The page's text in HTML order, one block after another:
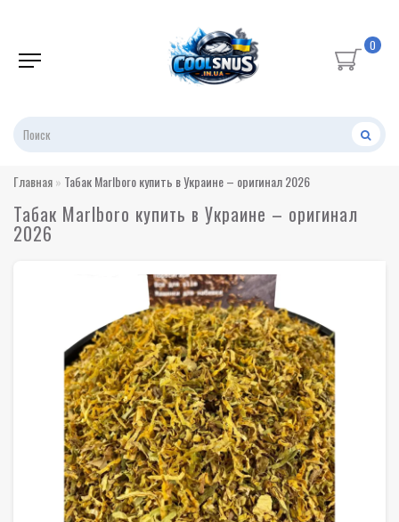
0
Главная Табак Marlboro купить в Украине – оригинал 2026
Табак Marlboro купить в Украине – оригинал
2026